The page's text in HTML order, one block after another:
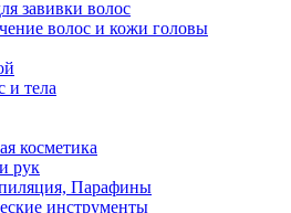
завивки волос
волос и кожи головы
и тела
косметика
рук
Парафины
инструменты